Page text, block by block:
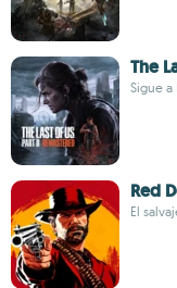
The
Sigue
Red
El